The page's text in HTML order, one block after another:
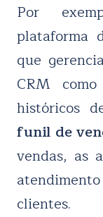
Por
plataforma
que
CRM
históricos
funil de
vendas, as
clientes.